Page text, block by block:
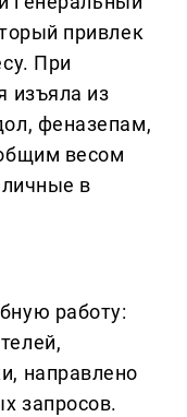
привлек
При
изъяла из
феназепам,
весом
в
работу:
направлено
запросов.